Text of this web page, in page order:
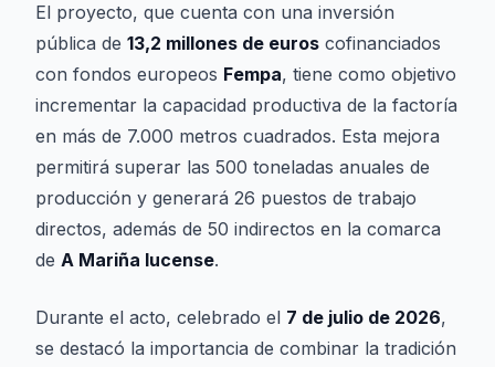
El proyecto, que cuenta con una inversión
pública de 13,2 millones de euros cofinanciados
con fondos europeos Fempa, tiene como objetivo
incrementar la capacidad productiva de la factoría
en más de 7.000 metros cuadrados. Esta mejora
permitirá superar las 500 toneladas anuales de
producción y generará 26 puestos de trabajo
directos, además de 50 indirectos en la comarca
de A Mariña lucense.
Durante el acto, celebrado el 7 de julio de 2026,
se destacó la importancia de combinar la tradición